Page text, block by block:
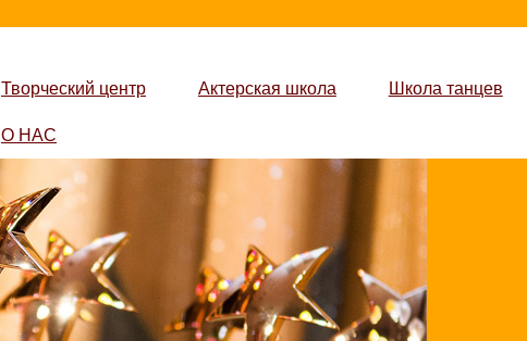
Творческий центр Актерская школа Школа танцев
О НАС